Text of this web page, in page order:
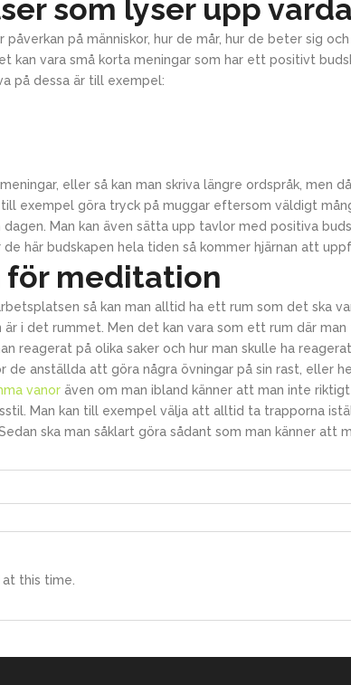
som lyser upp
påverkan på människor, hur de mår, hur de beter sig
kan vara små korta meningar som har ett positivt
på dessa är till exempel:
eller så kan man skriva längre ordspråk, men
exempel göra tryck på muggar eftersom väldigt
Man kan även sätta upp tavlor med positiva
här budskapen hela tiden så kommer hjärnan att
meditation
så kan man alltid ha ett rum som det ska
i det rummet. Men det kan vara som ett rum där
reagerat på olika saker och hur man skulle ha
anställda att göra några övningar på sin rast, eller
vanor även om man ibland känner att man inte
Man kan till exempel välja att alltid ta trapporna
ska man såklart göra sådant som man känner att
this time.